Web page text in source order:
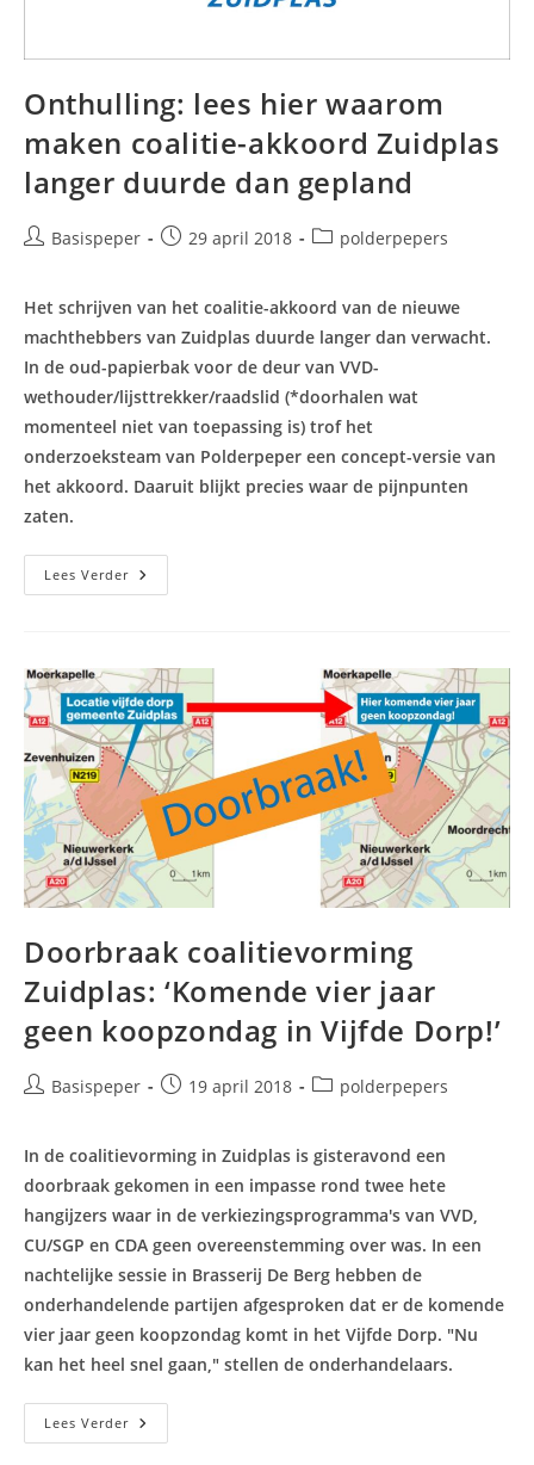
Onthulling: lees hier waarom
maken coalitie-akkoord Zuidplas
langer duurde dan gepland
BerichtBasispeper
Bericht29 april 2018 Berichtcategorie:
polderpepers
Het schrijven van het coalitie-akkoord van de nieuwe
machthebbers van Zuidplas duurde langer dan verwacht.
In de oud-papierbak voor de deur van VVD-
wethouder/lijsttrekker/raadslid (*doorhalen wat
momenteel niet van toepassing is) trof het
onderzoeksteam van Polderpeper een concept-versie van
het akkoord. Daaruit blijkt precies waar de pijnpunten
zaten.
Lees VerderOnthulling:
Lees
Akkoord
Zuidplas
Langer
Duurde
Dan
Gepland
Doorbraak coalitievorming
Zuidplas: ‘Komende vier jaar
geen koopzondag in Vijfde Dorp!’
BerichtBasispeper
Bericht19 april 2018 Berichtcategorie:
polderpepers
In de coalitievorming in Zuidplas is gisteravond een
doorbraak gekomen in een impasse rond twee hete
hangijzers waar in de verkiezingsprogramma's van VVD,
CU/SGP en CDA geen overeenstemming over was. In een
nachtelijke sessie in Brasserij De Berg hebben de
onderhandelende partijen afgesproken dat er de komende
vier jaar geen koopzondag komt in het Vijfde Dorp. "Nu
kan het heel snel gaan," stellen de onderhandelaars.
Lees VerderDoorbraak
Coalitievorming